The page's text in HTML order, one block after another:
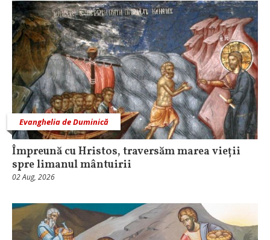
Evanghelia de Duminică
Împreună cu Hristos, traversăm marea vieții
spre limanul mântuirii
02 Aug, 2026